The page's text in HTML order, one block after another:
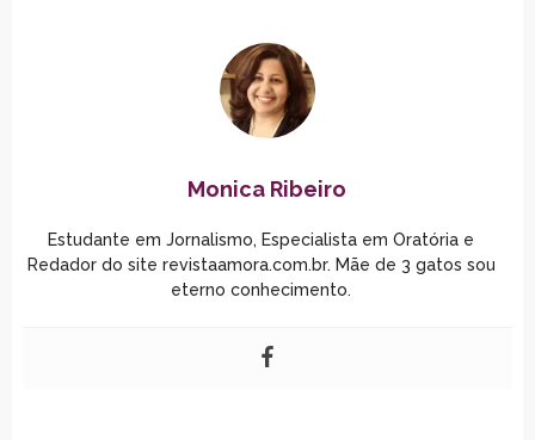
Monica Ribeiro
Estudante em Jornalismo, Especialista em Oratória e
Redador do site revistaamora.com.br. Mãe de 3 gatos sou
eterno conhecimento.